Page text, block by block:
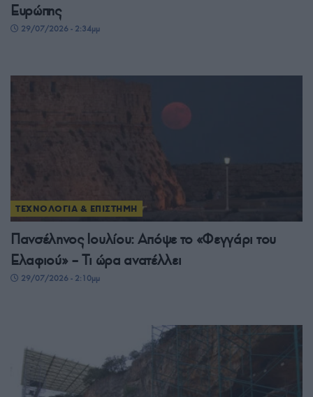
Ευρώπης
29/07/2026 - 2:34μμ
ΤΕΧΝΟΛΟΓΙΑ & ΕΠΙΣΤΗΜΗ
Πανσέληνος Ιουλίου: Απόψε το «Φεγγάρι του
Ελαφιού» – Τι ώρα ανατέλλει
29/07/2026 - 2:10μμ